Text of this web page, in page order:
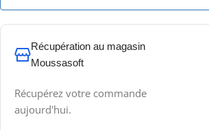
Récupération au magasin
Moussasoft
Récupérez votre commande
aujourd'hui.